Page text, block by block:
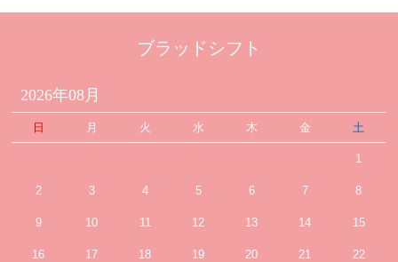
ブラッドシフト
2026年08月
日 月 火 水 木 金 土
1
2 3 4 5 6 7 8
9 10 11 12 13 14 15
16 17 18 19 20 21 22